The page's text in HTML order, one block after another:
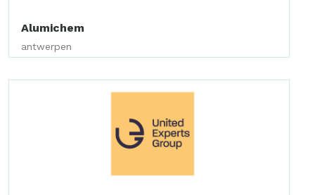
Alumichem
antwerpen